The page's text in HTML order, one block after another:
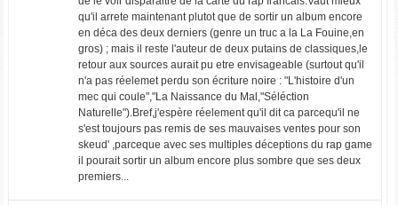
qu'il arrete maintenant plutot que de sortir un album encore
en déca des deux derniers (genre un truc a la La Fouine,en
gros) ; mais il reste l'auteur de deux putains de classiques,le
retour aux sources aurait pu etre envisageable (surtout qu'il
n'a pas réelemet perdu son écriture noire : "L'histoire d'un
mec qui coule","La Naissance du Mal,"Séléction
Naturelle").Bref,j'espère réelement qu'il dit ca parcequ'il ne
s'est toujours pas remis de ses mauvaises ventes pour son
skeud' ,parceque avec ses multiples déceptions du rap game
il pourait sortir un album encore plus sombre que ses deux
premiers...